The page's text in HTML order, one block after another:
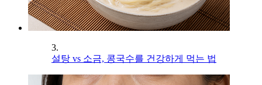
3.
설탕 vs 소금, 콩국수를 건강하게 먹는 법